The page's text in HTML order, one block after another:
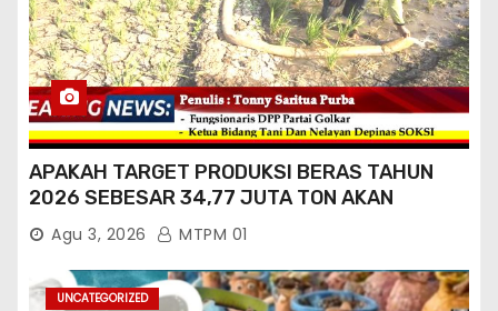
APAKAH TARGET PRODUKSI BERAS TAHUN
2026 SEBESAR 34,77 JUTA TON AKAN
TERCAPAI ?
Agu 3, 2026 MTPM 01
UNCATEGORIZED